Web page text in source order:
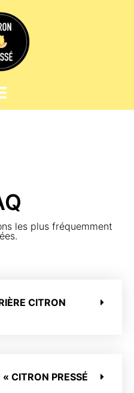
les plus fréquemment
CITRON
CITRON PRESSÉ